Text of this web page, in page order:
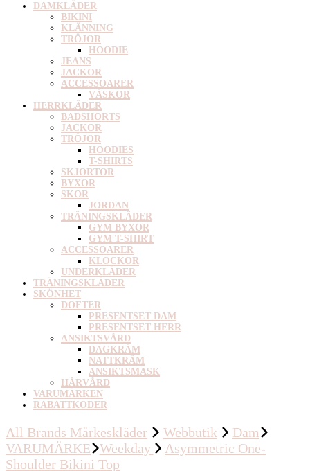
DAMKLÄDER
BIKINI
KLÄNNING
TRÖJOR
HOODIE
JEANS
JACKOR
ACCESSOARER
VÄSKOR
HERRKLÄDER
BADSHORTS
JACKOR
TRÖJOR
HOODIES
T-SHIRTS
SKJORTOR
BYXOR
SKOR
JORDAN
TRÄNINGSKLÄDER
GYM BYXOR
GYM T-SHIRT
ACCESSOARER
KLOCKOR
UNDERKLÄDER
TRÄNINGSKLÄDER
SKÖNHET
DOFTER
PRESENTSET DAM
PRESENTSET HERR
ANSIKTSVÅRD
DAGKRÄM
NATTKRÄM
ANSIKTSMASK
HÅRVÅRD
VARUMÄRKEN
RABATTKODER
All Brands Mårkeskläder Webbutik
Dam
VARUMÄRKE
Weekday
Asymmetric One-
Shoulder Bikini Top